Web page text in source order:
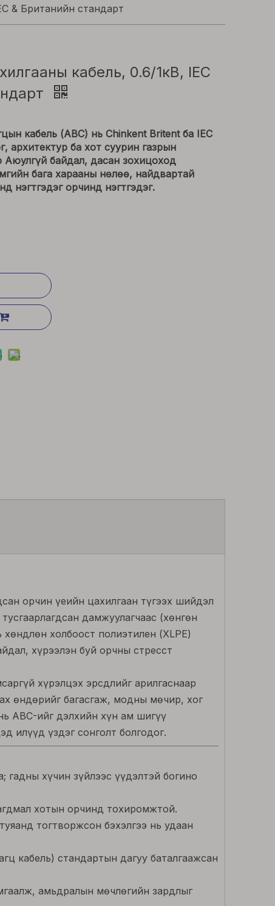
& Британийн стандарт
кабель, 0.6/1кВ, IEC
кабель (ABC) нь Chinkent Britent ба IEC
архитектур ба хот суурин газрын
Аюулгүй байдал, дасан зохицоход
бага харааны нөлөө, найдвартай
нэгтгэдэг орчинд нэгтгэдэг.
орчин үеийн цахилгаан түгээх шийдэл
дамжуулагчаас (хөнгөн
хөндлөн холбоост полиэтилен (XLPE)
хүрээлэн буй орчны стресст
хүрэлцэх эрсдлийг арилгаснаар
өндөрийг багасгаж, модны мөчир, хог
ABC-ийг дэлхийн хүн ам шигүү
илүүд үздэг сонголт болгодог.
хүчин зүйлээс үүдэлтэй богино
хотын орчинд тохиромжтой.
тогтворжсон бэхэлгээ нь удаан
кабель) стандартын дагуу баталгаажсан
амьдралын мөчлөгийн зардлыг